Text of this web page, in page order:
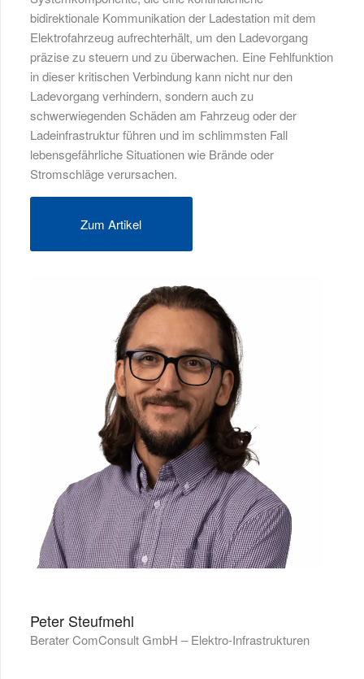
bidirektionale Kommunikation der Ladestation mit dem
Elektrofahrzeug aufrechterhält, um den Ladevorgang
präzise zu steuern und zu überwachen. Eine Fehlfunktion
in dieser kritischen Verbindung kann nicht nur den
Ladevorgang verhindern, sondern auch zu
schwerwiegenden Schäden am Fahrzeug oder der
Ladeinfrastruktur führen und im schlimmsten Fall
lebensgefährliche Situationen wie Brände oder
Stromschläge verursachen.
Zum Artikel
Peter Steufmehl
Berater ComConsult GmbH – Elektro-Infrastrukturen